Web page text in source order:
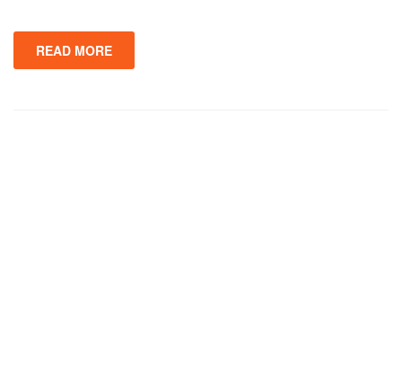
READ MORE